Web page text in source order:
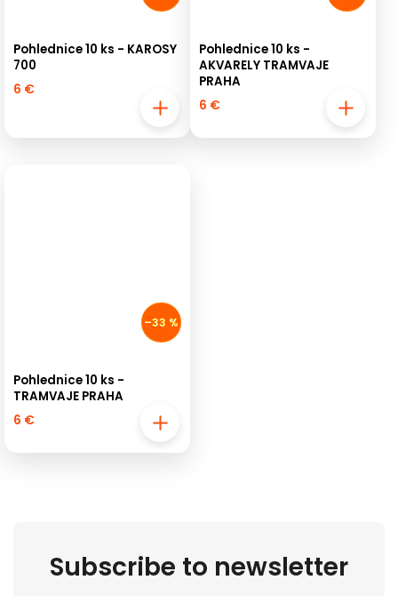
Pohlednice 10 ks - KAROSY
700
6 €
Pohlednice 10 ks -
AKVARELY TRAMVAJE
PRAHA
6 €
–33 %
Pohlednice 10 ks -
TRAMVAJE PRAHA
6 €
Subscribe to newsletter